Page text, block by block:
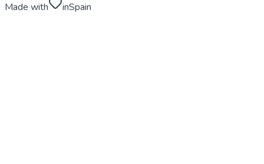
Made with
inSpain